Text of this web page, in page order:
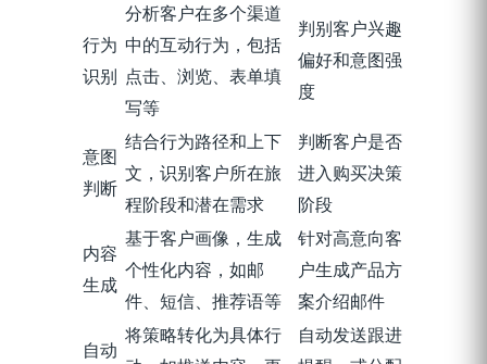
行为
识别
分析客户在多个渠道
中的互动行为，包括
点击、浏览、表单填
写等
判别客户兴趣
偏好和意图强
度
意图
判断
结合行为路径和上下
文，识别客户所在旅
程阶段和潜在需求
判断客户是否
进入购买决策
阶段
内容
生成
基于客户画像，生成
个性化内容，如邮
件、短信、推荐语等
针对高意向客
户生成产品方
案介绍邮件
自动
将策略转化为具体行
自动发送跟进